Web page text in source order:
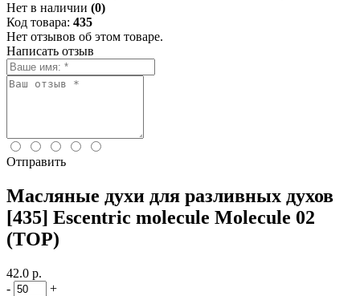
Нет в наличии (0)
Код товара: 435
Нет отзывов об этом товаре.
Написать отзыв
Отправить
Масляные духи для разливных духов
[435] Escentric molecule Molecule 02
(TOP)
42.0 р.
-
+